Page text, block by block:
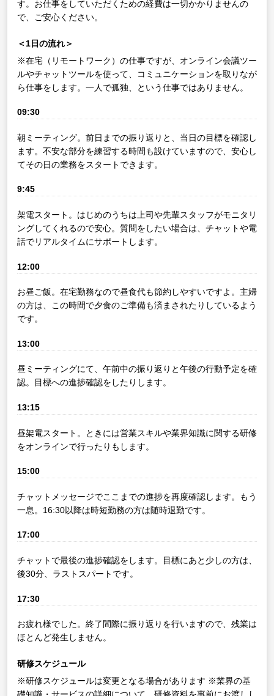
す。お仕事をしていただくための経費は一切かかりませんの
で、ご安心ください。
＜1日の流れ＞
※在宅（リモートワーク）の仕事ですが、オンライン会議ツー
ルやチャットツールを使って、コミュニケーションを取りなが
ら仕事をします。一人で孤独、という仕事ではありません。
09:30
朝ミーティング。前日までの振り返りと、当日の目標を確認し
ます。不安な部分を練習する時間も設けていますので、安心し
てその日の業務をスタートできます。
9:45
架電スタート。はじめのうちは上司や先輩スタッフがモニタリ
ングしてくれるので安心。質問をしたい場合は、チャットや電
話でリアルタイムにサポートします。
12:00
お昼ご飯。在宅勤務なので昼食代も節約しやすいですよ。主婦
の方は、この時間で夕食のご準備も済まされたりしているよう
です。
13:00
昼ミーティングにて、午前中の振り返りと午後の行動予定を確
認。目標への進捗確認をしたりします。
13:15
昼架電スタート。ときには営業スキルや業界知識に関する研修
をオンラインで行ったりもします。
15:00
チャットメッセージでここまでの進捗を再度確認します。もう
一息。16:30以降は時短勤務の方は随時退勤です。
17:00
チャットで最後の進捗確認をします。目標にあと少しの方は、
後30分、ラストスパートです。
17:30
お疲れ様でした。終了間際に振り返りを行いますので、残業は
ほとんど発生しません。
研修スケジュール
※研修スケジュールは変更となる場合があります ※業界の基